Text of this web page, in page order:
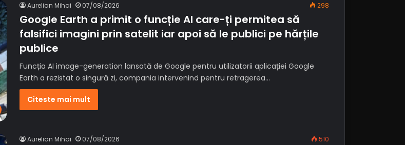
Aurelian Mihai 07/08/2026 298
Google Earth a primit o funcție AI care-ți permitea să
falsifici imagini prin satelit iar apoi să le publici pe hărțile
publice
Funcția AI image-generation lansată de Google pentru utilizatorii aplicației Google
Earth a rezistat o singură zi, compania intervenind pentru retragerea…
Citeste mai mult
Aurelian Mihai 07/08/2026 510